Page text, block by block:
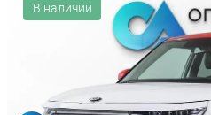
В наличии